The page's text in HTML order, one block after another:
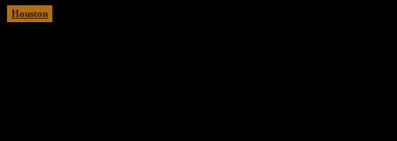
Houston